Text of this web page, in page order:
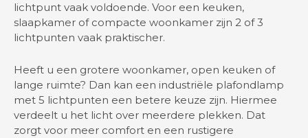
lichtpunt vaak voldoende. Voor een keuken,
slaapkamer of compacte woonkamer zijn 2 of 3
lichtpunten vaak praktischer.
Heeft u een grotere woonkamer, open keuken of
lange ruimte? Dan kan een industriële plafondlamp
met 5 lichtpunten een betere keuze zijn. Hiermee
verdeelt u het licht over meerdere plekken. Dat
zorgt voor meer comfort en een rustigere